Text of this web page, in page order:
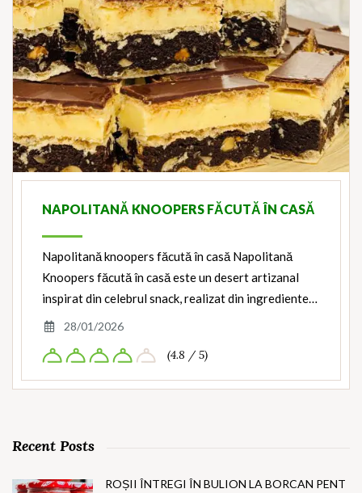
NAPOLITANĂ KNOOPERS FĂCUTĂ ÎN CASĂ
Napolitană knoopers făcută în casă Napolitană
Knoopers făcută în casă este un desert artizanal
inspirat din celebrul snack, realizat din ingrediente…
28/01/2026
(4.8 / 5)
Recent Posts
ROȘII ÎNTREGI ÎN BULION LA BORCAN PENT